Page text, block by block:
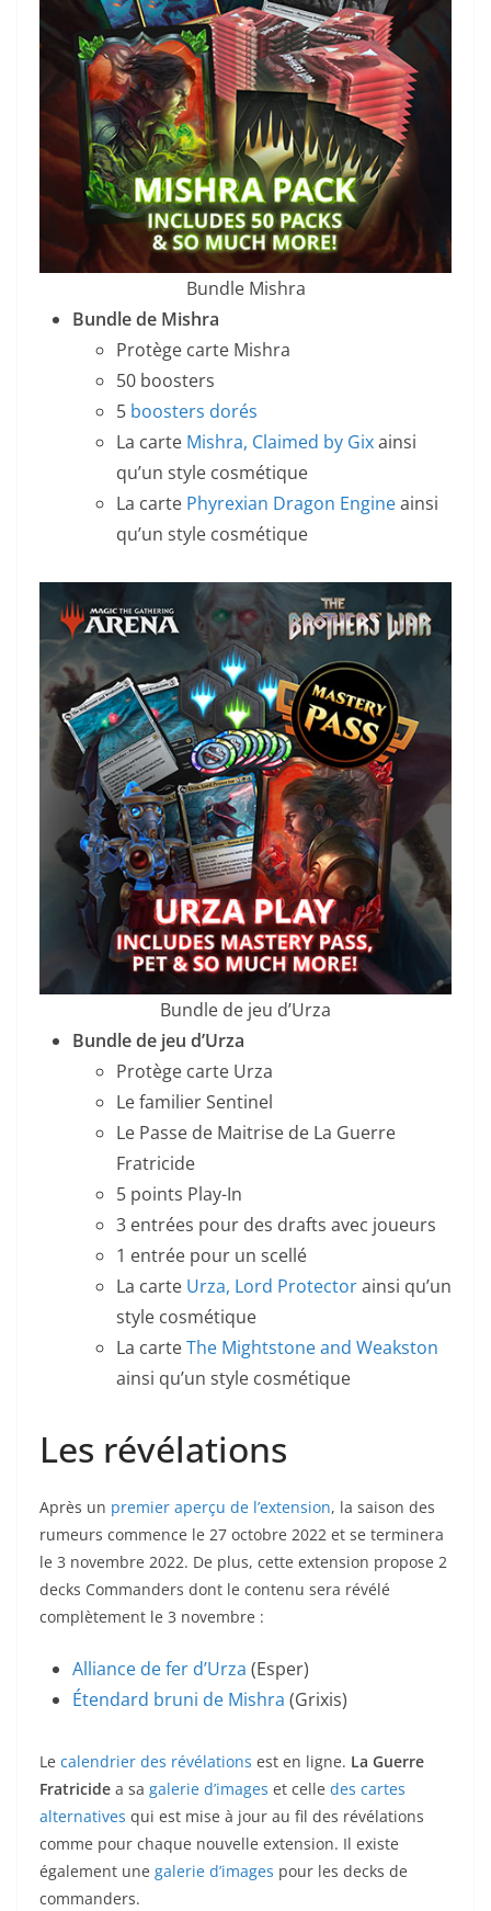
Bundle Mishra
Bundle de Mishra
Protège carte Mishra
50 boosters
5 boosters dorés
La carte Mishra, Claimed by Gixainsi
qu’un style cosmétique
La carte Phyrexian Dragon Engineainsi
qu’un style cosmétique
Bundle de jeu d’Urza
Bundle de jeu d’Urza
Protège carte Urza
Le familier Sentinel
Le Passe de Maitrise de La Guerre
Fratricide
5 points Play-In
3 entrées pour des drafts avec joueurs
1 entrée pour un scellé
La carte Urza, Lord Protectorainsi qu’un
style cosmétique
La carteThe Mightstone and Weakston
ainsi qu’un style cosmétique
Les révélations
Après un premier aperçu de l’extension, la saison des
rumeurs commence le 27 octobre 2022 et se terminera
le 3 novembre 2022. De plus, cette extension propose 2
decks Commanders dont le contenu sera révélé
complètement le 3 novembre :
Alliance de fer d’Urza (Esper)
Étendard bruni de Mishra (Grixis)
Le calendrier des révélations est en ligne. La Guerre
Fratricide a sa galerie d’images et celle des cartes
alternatives qui est mise à jour au fil des révélations
comme pour chaque nouvelle extension. Il existe
également une galerie d’images pour les decks de
commanders.